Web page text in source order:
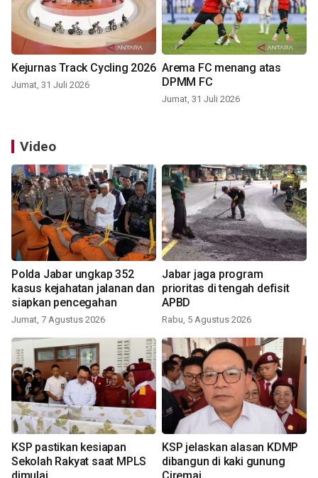
Kejurnas Track Cycling 2026
Jumat, 31 Juli 2026
Arema FC menang atas
DPMM FC
Jumat, 31 Juli 2026
Video
Polda Jabar ungkap 352
kasus kejahatan jalanan dan
siapkan pencegahan
Jumat, 7 Agustus 2026
Jabar jaga program
prioritas di tengah defisit
APBD
Rabu, 5 Agustus 2026
KSP pastikan kesiapan
Sekolah Rakyat saat MPLS
KSP jelaskan alasan KDMP
dibangun di kaki gunung